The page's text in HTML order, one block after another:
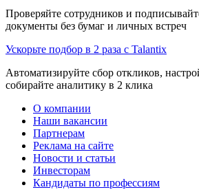
Проверяйте сотрудников и
документы без бумаг и личных встреч
Ускорьте подбор в 2 раза с Talantix
Автоматизируйте сбор откликов,
собирайте аналитику в 2 клика
О компании
Наши вакансии
Партнерам
Реклама на сайте
Новости и статьи
Инвесторам
Кандидаты по профессиям